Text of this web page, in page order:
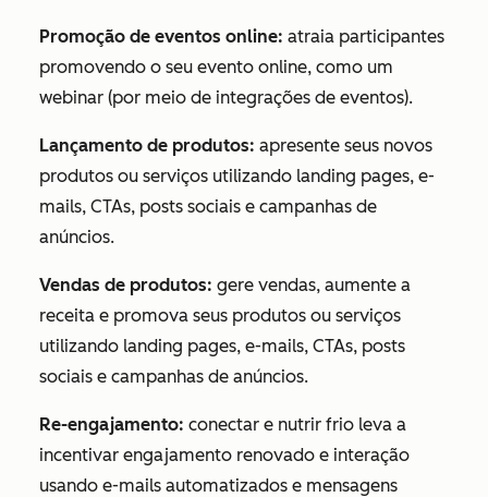
Promoção de eventos online: atraia participantes
promovendo o seu evento online, como um
webinar (por meio de integrações de eventos).
Lançamento de produtos: apresente seus novos
produtos ou serviços utilizando landing pages, e-
mails, CTAs, posts sociais e campanhas de
anúncios.
Vendas de produtos: gere vendas, aumente a
receita e promova seus produtos ou serviços
utilizando landing pages, e-mails, CTAs, posts
sociais e campanhas de anúncios.
Re-engajamento: conectar e nutrir frio leva a
incentivar engajamento renovado e interação
usando e-mails automatizados e mensagens